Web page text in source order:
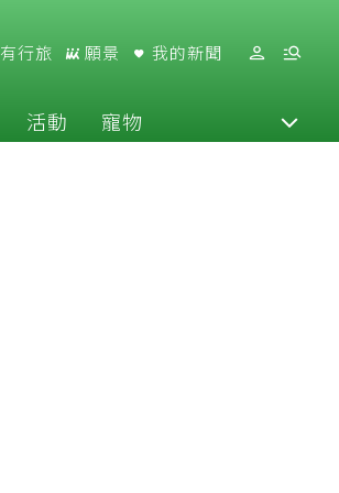
有行旅 願景 我的新聞
活動 寵物